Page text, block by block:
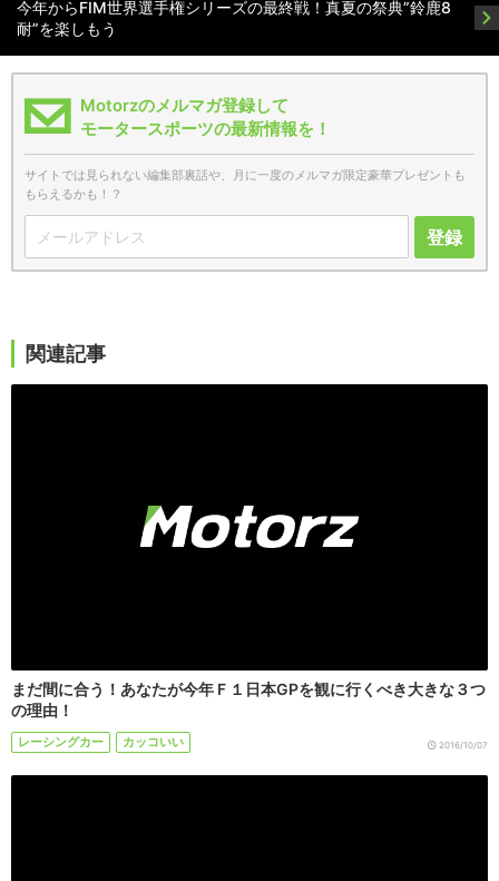
今年からFIM世界選手権シリーズの最終戦！真夏の祭典”鈴鹿8
耐”を楽しもう
Motorzのメルマガ登録して
モータースポーツの最新情報を！
サイトでは見られない編集部裏話や、月に一度のメルマガ限定豪華プレゼントも
もらえるかも！？
登録
関連記事
まだ間に合う！あなたが今年Ｆ１日本GPを観に行くべき大きな３つ
の理由！
レーシングカー カッコいい 2016/10/07